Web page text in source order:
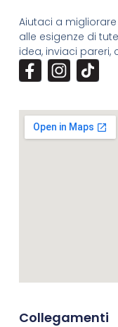
Aiutaci a
alle esigenze di
idea, inviaci pareri,
Collegamenti